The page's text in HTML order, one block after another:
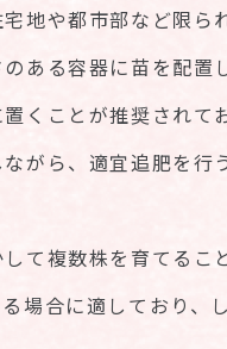
地や都市部など限ら
ある容器に苗を配置し
くことが推奨されて
がら、適宜追肥を行
て複数株を育てるこ
場合に適しており